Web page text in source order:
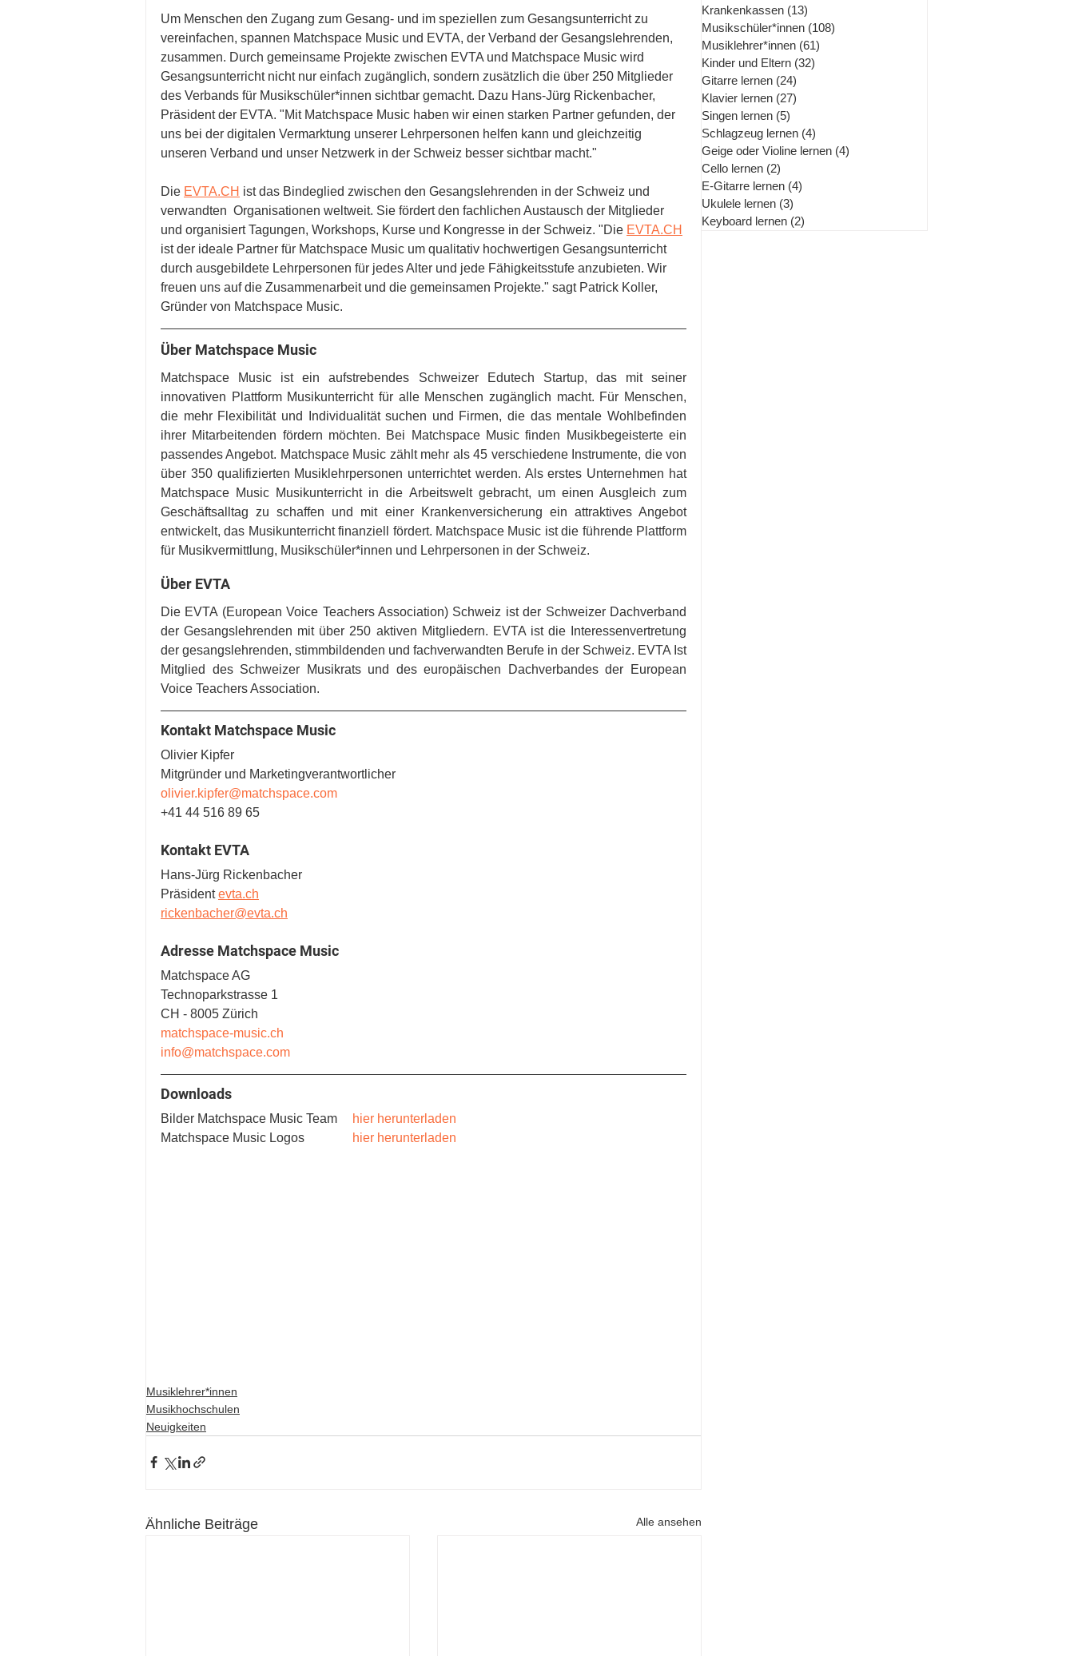
Um Menschen den Zugang zum Gesang- und im speziellen zum Gesangsunterricht zu
vereinfachen, spannen Matchspace Music und EVTA, der Verband der Gesangslehrenden,
zusammen. Durch gemeinsame Projekte zwischen EVTA und Matchspace Music wird
Gesangsunterricht nicht nur einfach zugänglich, sondern zusätzlich die über 250 Mitglieder
des Verbands für Musikschüler*innen sichtbar gemacht. Dazu Hans-Jürg Rickenbacher,
Präsident der EVTA. "Mit Matchspace Music haben wir einen starken Partner gefunden, der
uns bei der digitalen Vermarktung unserer Lehrpersonen helfen kann und gleichzeitig
unseren Verband und unser Netzwerk in der Schweiz besser sichtbar macht."
Die EVTA.CH ist das Bindeglied zwischen den Gesangslehrenden in der Schweiz und
verwandten  Organisationen weltweit. Sie fördert den fachlichen Austausch der Mitglieder
und organisiert Tagungen, Workshops, Kurse und Kongresse in der Schweiz. "Die EVTA.CH
ist der ideale Partner für Matchspace Music um qualitativ hochwertigen Gesangsunterricht
durch ausgebildete Lehrpersonen für jedes Alter und jede Fähigkeitsstufe anzubieten. Wir
freuen uns auf die Zusammenarbeit und die gemeinsamen Projekte." sagt Patrick Koller,
Gründer von Matchspace Music.
Über Matchspace Music
Matchspace Music ist ein aufstrebendes Schweizer Edutech Startup, das mit seiner
innovativen Plattform Musikunterricht für alle Menschen zugänglich macht. Für Menschen,
die mehr Flexibilität und Individualität suchen und Firmen, die das mentale Wohlbefinden
ihrer Mitarbeitenden fördern möchten. Bei Matchspace Music finden Musikbegeisterte ein
passendes Angebot. Matchspace Music zählt mehr als 45 verschiedene Instrumente, die von
über 350 qualifizierten Musiklehrpersonen unterrichtet werden. Als erstes Unternehmen hat
Matchspace Music Musikunterricht in die Arbeitswelt gebracht, um einen Ausgleich zum
Geschäftsalltag zu schaffen und mit einer Krankenversicherung ein attraktives Angebot
entwickelt, das Musikunterricht finanziell fördert. Matchspace Music ist die führende Plattform
für Musikvermittlung, Musikschüler*innen und Lehrpersonen in der Schweiz.
Über EVTA
Die EVTA (European Voice Teachers Association) Schweiz ist der Schweizer Dachverband
der Gesangslehrenden mit über 250 aktiven Mitgliedern. EVTA ist die Interessenvertretung
der gesangslehrenden, stimmbildenden und fachverwandten Berufe in der Schweiz. EVTA Ist
Mitglied des Schweizer Musikrats und des europäischen Dachverbandes der European
Voice Teachers Association.
Kontakt Matchspace Music
Olivier Kipfer
Mitgründer und Marketingverantwortlicher
olivier.kipfer@matchspace.com
+41 44 516 89 65
Kontakt EVTA
Hans-Jürg Rickenbacher
Präsident evta.ch
rickenbacher@evta.ch
Adresse Matchspace Music
Matchspace AG
Technoparkstrasse 1
CH - 8005 Zürich
matchspace-music.ch
info@matchspace.com
Downloads
hier herunterladen
hier herunterladen
Musiklehrer*innen
Musikhochschulen
Neuigkeiten
Ähnliche Beiträge Alle ansehen
Krankenkassen (13)
Musikschüler*innen (108)
Musiklehrer*innen (61)
Kinder und Eltern (32)
Gitarre lernen (24)
Klavier lernen (27)
Singen lernen (5)
Schlagzeug lernen (4)
Geige oder Violine lernen (4)
Cello lernen (2)
E-Gitarre lernen (4)
Ukulele lernen (3)
Keyboard lernen (2)